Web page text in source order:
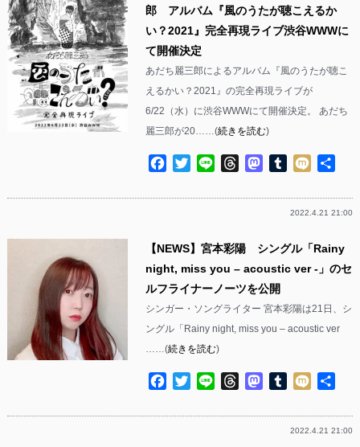
郎 アルバム『風のうたが聴こえるか
い？2021』完全再現ライブ渋谷WWWに
て開催決定
あだち麗三郎によるアルバム『風のうたが聴こ
えるかい？2021』の完全再現ライブが
6/22（水）に渋谷WWWにて開催決定。 あだち
麗三郎が20……(続きを読む)
Facebook
TwitterLine ThreadsMastodon
Tumblr
Mixi
2022.4.21 21:00
【NEWS】宮本彩陽 シングル「Rainy
night, miss you – acoustic ver -」のセ
ルフライナーノーツを公開
シンガー・ソングライター 宮本彩陽は21日、シ
ングル「Rainy night, miss you – acoustic ver
……(続きを読む)
Facebook
TwitterLine ThreadsMastodon
Tumblr
Mixi
2022.4.21 21:00